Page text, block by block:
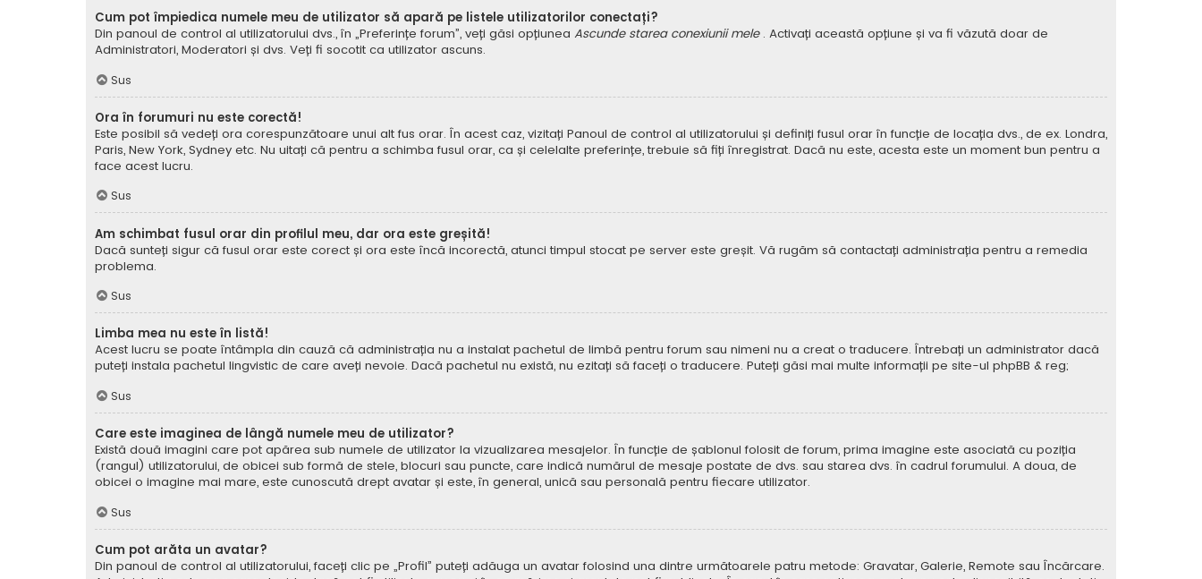
Cum pot împiedica numele meu de utilizator să apară pe listele utilizatorilor conectați?
Din panoul de control al utilizatorului dvs., în „Preferințe forum”, veți găsi opțiunea Ascunde starea conexiunii mele . Activați această opțiune și va fi văzută doar de
Administratori, Moderatori și dvs. Veți fi socotit ca utilizator ascuns.
Sus
Ora în forumuri nu este corectă!
Este posibil să vedeți ora corespunzătoare unui alt fus orar. În acest caz, vizitați Panoul de control al utilizatorului și definiți fusul orar în funcție de locația dvs., de ex. Londra,
Paris, New York, Sydney etc. Nu uitați că pentru a schimba fusul orar, ca și celelalte preferințe, trebuie să fiți înregistrat. Dacă nu este, acesta este un moment bun pentru a
face acest lucru.
Sus
Am schimbat fusul orar din profilul meu, dar ora este greșită!
Dacă sunteți sigur că fusul orar este corect și ora este încă incorectă, atunci timpul stocat pe server este greșit. Vă rugăm să contactați administrația pentru a remedia
problema.
Sus
Limba mea nu este în listă!
Acest lucru se poate întâmpla din cauză că administrația nu a instalat pachetul de limbă pentru forum sau nimeni nu a creat o traducere. Întrebați un administrator dacă
puteți instala pachetul lingvistic de care aveți nevoie. Dacă pachetul nu există, nu ezitați să faceți o traducere. Puteți găsi mai multe informații pe site-ul phpBB & reg;
Sus
Care este imaginea de lângă numele meu de utilizator?
Există două imagini care pot apărea sub numele de utilizator la vizualizarea mesajelor. În funcție de șablonul folosit de forum, prima imagine este asociată cu poziția
(rangul) utilizatorului, de obicei sub formă de stele, blocuri sau puncte, care indică numărul de mesaje postate de dvs. sau starea dvs. în cadrul forumului. A doua, de
obicei o imagine mai mare, este cunoscută drept avatar și este, în general, unică sau personală pentru fiecare utilizator.
Sus
Cum pot arăta un avatar?
Din panoul de control al utilizatorului, faceți clic pe „Profil” puteți adăuga un avatar folosind una dintre următoarele patru metode: Gravatar, Galerie, Remote sau Încărcare.